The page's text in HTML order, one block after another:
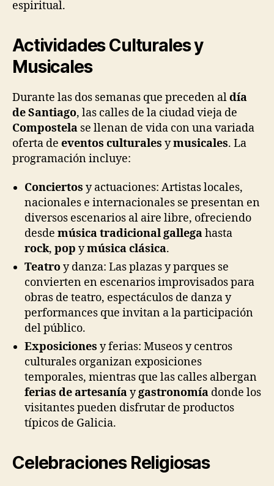
espiritual.
Actividades Culturales y
Musicales
Durante las dos semanas que preceden aldía
de Santiago, las calles de la ciudad vieja de
Compostela se llenan de vida con una variada
oferta de eventos culturales ymusicales. La
programación incluye:
Conciertos y actuaciones: Artistas locales,
nacionales e internacionales se presentan en
diversos escenarios al aire libre, ofreciendo
desde música tradicional gallegahasta
rock, pop ymúsica clásica.
Teatroy danza: Las plazas y parques se
convierten en escenarios improvisados para
obras de teatro, espectáculos de danza y
performances que invitan a la participación
del público.
Exposiciones y ferias: Museos y centros
culturales organizan exposiciones
temporales, mientras que las calles albergan
ferias de artesaníaygastronomía donde los
visitantes pueden disfrutar de productos
típicos de Galicia.
Celebraciones Religiosas